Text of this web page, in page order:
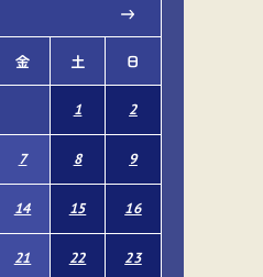
金 土 日
1 2
7 8 9
14 15 16
21 22 23